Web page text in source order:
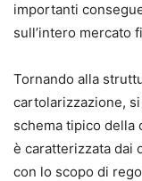
importanti
sull’intero mercato
Tornando alla
cartolarizzazione,
schema tipico della
è caratterizzata dai
con lo scopo di